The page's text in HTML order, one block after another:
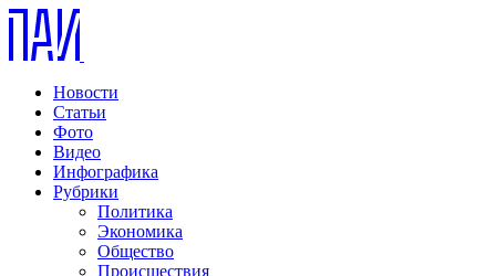
Новости
Статьи
Фото
Видео
Инфографика
Рубрики
Политика
Экономика
Общество
Происшествия